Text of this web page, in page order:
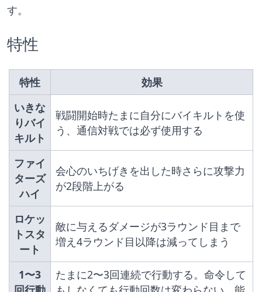
す。
特性
特性
効果
いきな
りバイ
キルト
戦闘開始時たまに自分にバイキルトを使
う、通信対戦では必ず使用する
ファイ
ターズ
ハイ
会心のいちげきを出した時さらに攻撃力
が2段階上がる
ロケッ
トスタ
ート
敵に与えるダメージが3ラウンド目まで
増え4ラウンド目以降は減ってしまう
1〜3
たまに2〜3回連続で行動する。命令して